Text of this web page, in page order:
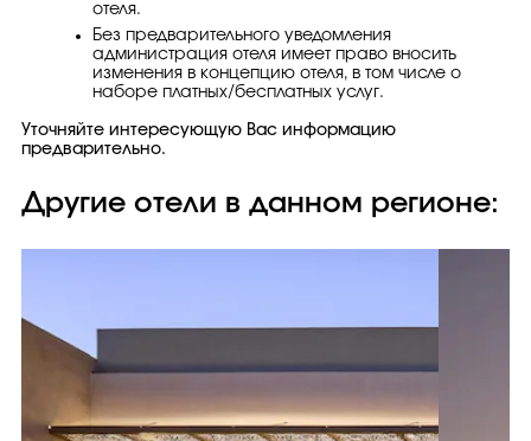
отеля.
Без предварительного уведомления
администрация отеля имеет право вносить
изменения в концепцию отеля, в том числе о
наборе платных/бесплатных услуг.
Уточняйте интересующую Вас информацию
предварительно.
Другие отели в данном регионе: